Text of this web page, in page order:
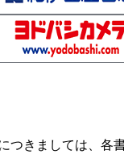
つきましては、各